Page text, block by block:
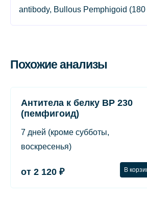
antibody, Bullous Pemphigoid
Похожие анализы
Антитела к белку ВР 230
(пемфигоид)
7 дней (кроме субботы,
воскресенья)
от 2 120 ₽ В